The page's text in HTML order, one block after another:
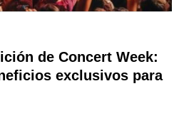
de Concert Week:
exclusivos para